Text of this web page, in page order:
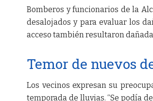
Bomberos y funcionarios de la
desalojados y para evaluar los
acceso también resultaron
Temor de nuevos
Los vecinos expresan su
temporada de lluvias. “Se podía